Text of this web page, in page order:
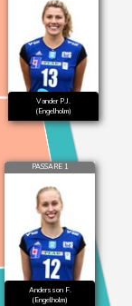
Vander P.J.
(Engelholm)
PASSARE 1
Andersson F.
(Engelholm)